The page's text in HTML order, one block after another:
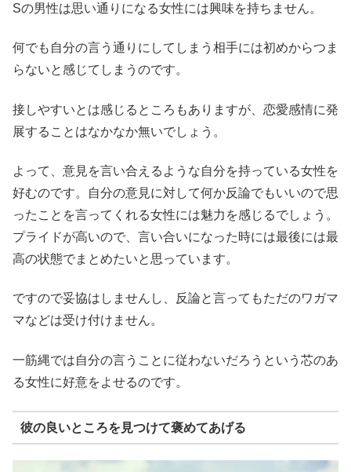
Sの男性は思い通りになる女性には興味を持ちません。
何でも自分の言う通りにしてしまう相手には初めからつま
らないと感じてしまうのです。
接しやすいとは感じるところもありますが、恋愛感情に発
展することはなかなか無いでしょう。
よって、意見を言い合えるような自分を持っている女性を
好むのです。自分の意見に対して何か反論でもいいので思
ったことを言ってくれる女性には魅力を感じるでしょう。
プライドが高いので、言い合いになった時には最後には最
高の状態でまとめたいと思っています。
ですので妥協はしませんし、反論と言ってもただのワガマ
マなどは受け付けません。
一筋縄では自分の言うことに従わないだろうという芯のあ
る女性に好意をよせるのです。
彼の良いところを見つけて褒めてあげる